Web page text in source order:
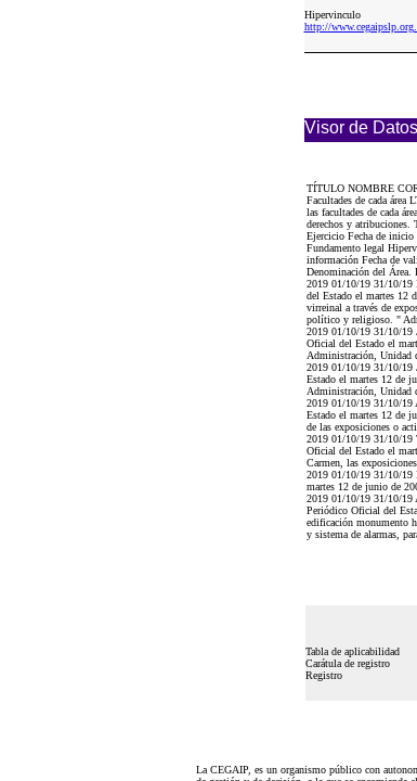
Hipervinculo
http://
Visor de
TÍTULO NOMBRE
Facultades de cada área
las facultades de cada
derechos y atribuciones.
Ejercicio Fecha de inicio
Fundamento legal
información Fecha de
Denominación del Área.
2019 01/10/19 31/10/19
del Estado el martes 12
virreinal a través de
político y religioso. "
2019 01/10/19 31/10/19
Oficial del Estado el
Administración, Unidad
2019 01/10/19 31/10/19
Estado el martes 12 de
Administración, Unidad
2019 01/10/19 31/10/19
Estado el martes 12 de
de las exposiciones o
2019 01/10/19 31/10/19
Oficial del Estado el
Carmen, las
2019 01/10/19 31/10/19
martes 12 de junio de
2019 01/10/19 31/10/19
Periódico Oficial del
edificación monumento
y sistema de alarmas,
Tabla de aplicabilidad
Carátula de registro
Registro
La CEGAIP, es un organismo público con